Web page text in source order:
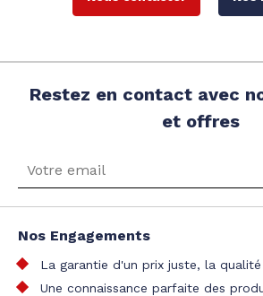
Restez en contact avec
et offres
Nos Engagements
La garantie d'un prix juste, la
Une connaissance parfaite des